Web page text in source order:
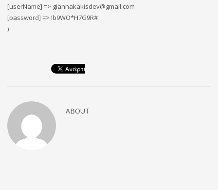
[userName] => giannakakisdev@gmail.com
[password] => !b9WO*H7G9R#
)
ABOUT